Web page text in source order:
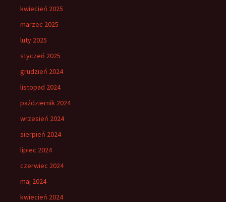
kwiecień 2025
marzec 2025
luty 2025
styczeń 2025
grudzień 2024
listopad 2024
październik 2024
wrzesień 2024
sierpień 2024
lipiec 2024
czerwiec 2024
maj 2024
kwiecień 2024